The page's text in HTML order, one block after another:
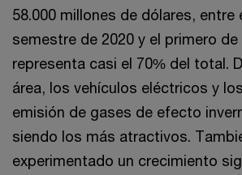
58.000 millones de dólares, entre
semestre de 2020 y el primero de
representa casi el 70% del total.
área, los vehículos eléctricos y
emisión de gases de efecto
siendo los más atractivos.
experimentado un crecimiento